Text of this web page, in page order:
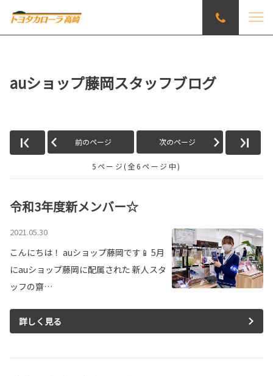
auショップ藤岡スタッフブログ
前のページ 次のページ
5ページ(全6ページ中)
令和3年度新メンバー☆
2021.05.30
こんにちは！ auショップ藤岡です📱 5月
にauショップ藤岡に配属された 新人スタ
ッフの齋…
詳しく見る